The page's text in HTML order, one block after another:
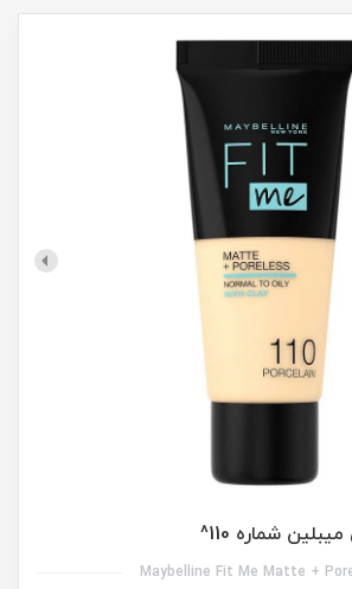
شماره 110^
Maybelline Fit Me Matte +